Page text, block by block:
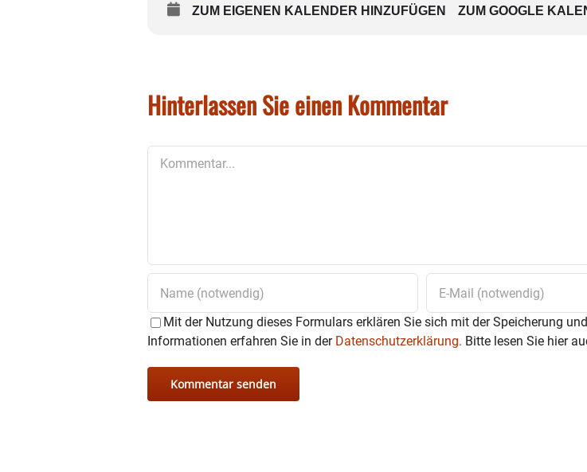
ZUM EIGENEN KALENDER HINZUFÜGEN ZUM GOOGLE
Hinterlassen Sie einen Kommentar
Mit der Nutzung dieses Formulars erklären Sie sich mit der Speicherung
Informationen erfahren Sie in der Datenschutzerklärung. Bitte lesen Sie hier